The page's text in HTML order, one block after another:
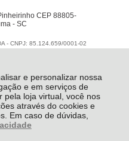
e personalizar nossa
e em serviços de
pela loja virtual, você nos
através do cookies e
Em caso de dúvidas,
CEP 88805-
- SC
- CNPJ: 85.124.659/0001-02